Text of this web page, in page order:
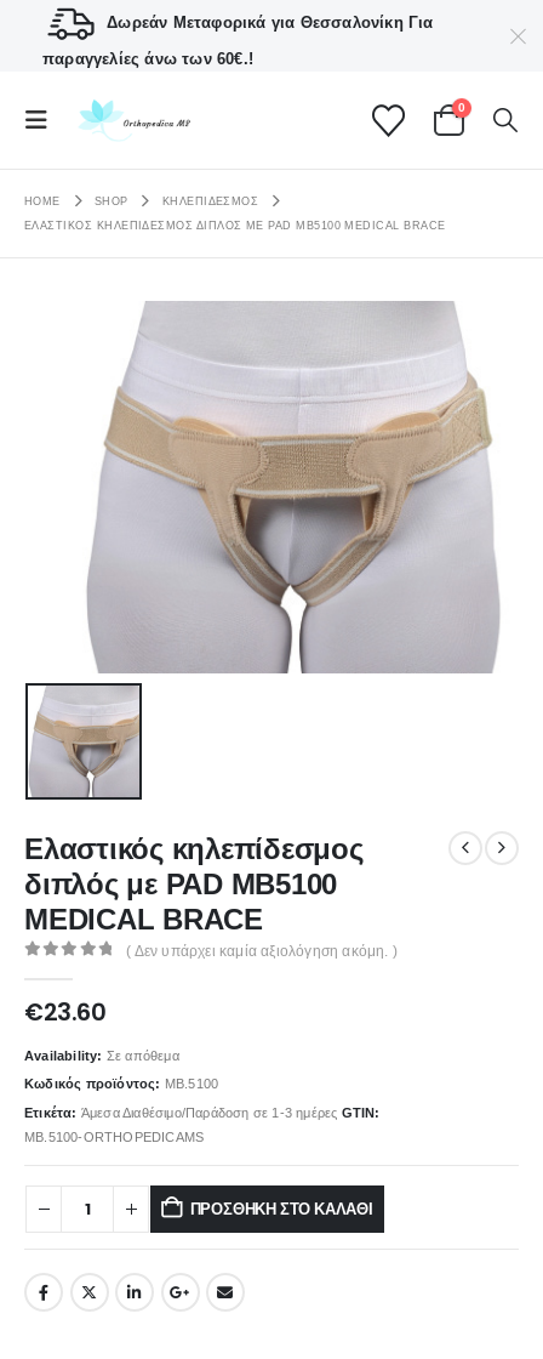
Δωρεάν Μεταφορικά για ΘεσσαλονίκηΓια
παραγγελίες άνω των 60€.!
0
HOME SHOP
ΚΗΛΕΠΙΔΕΣΜΟΣ
ΕΛΑΣΤΙΚΌΣ ΚΗΛΕΠΊΔΕΣΜΟΣ ΔΙΠΛΌΣ ΜΕ PAD MB5100 MEDICAL BRACE
Ελαστικός κηλεπίδεσμος
διπλός με PAD MB5100
MEDICAL BRACE
( Δεν υπάρχει καμία αξιολόγηση ακόμη. )
€23.60
Availability: Σε απόθεμα
Κωδικός προϊόντος: MB.5100
Ετικέτα: Άμεσα Διαθέσιμο/Παράδοση σε 1-3 ημέρες GTIN:
MB.5100-ORTHOPEDICAMS
ΠΡΟΣΘΉΚΗ ΣΤΟ ΚΑΛΆΘΙ